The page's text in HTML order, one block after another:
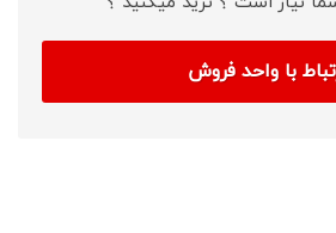
با واحد فروش